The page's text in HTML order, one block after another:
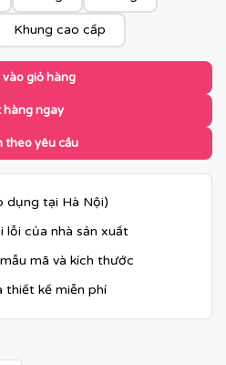
Khung cao cấp
vào giỏ hàng
hàng ngay
theo yêu cầu
dụng tại Hà Nội)
lỗi của nhà sản xuất
mã và kích thước
kế miễn phí